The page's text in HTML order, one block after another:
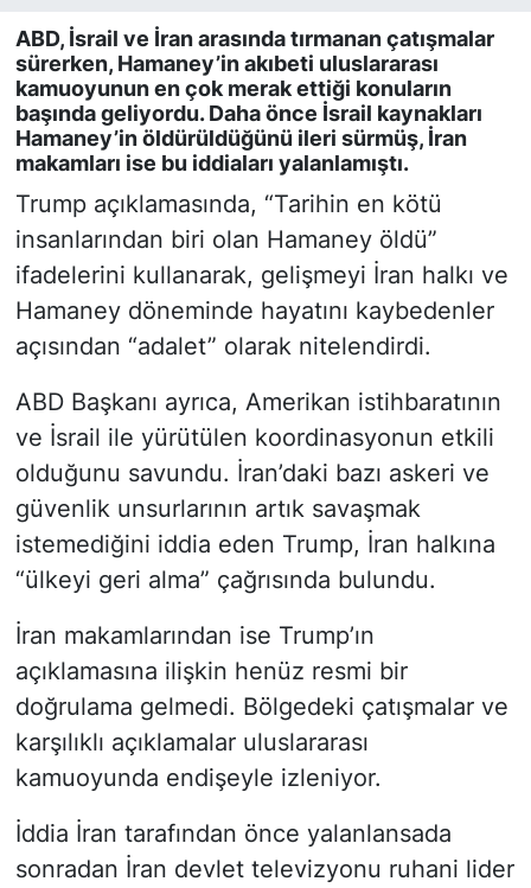
ABD, İsrail ve İran arasında tırmanan çatışmalar
sürerken, Hamaney’in akıbeti uluslararası
kamuoyunun en çok merak ettiği konuların
başında geliyordu. Daha önce İsrail kaynakları
Hamaney’in öldürüldüğünü ileri sürmüş, İran
makamları ise bu iddiaları yalanlamıştı.
Trump açıklamasında, “Tarihin en kötü
insanlarından biri olan Hamaney öldü”
ifadelerini kullanarak, gelişmeyi İran halkı ve
Hamaney döneminde hayatını kaybedenler
açısından “adalet” olarak nitelendirdi.
ABD Başkanı ayrıca, Amerikan istihbaratının
ve İsrail ile yürütülen koordinasyonun etkili
olduğunu savundu. İran’daki bazı askeri ve
güvenlik unsurlarının artık savaşmak
istemediğini iddia eden Trump, İran halkına
“ülkeyi geri alma” çağrısında bulundu.
İran makamlarından ise Trump’ın
açıklamasına ilişkin henüz resmi bir
doğrulama gelmedi. Bölgedeki çatışmalar ve
karşılıklı açıklamalar uluslararası
kamuoyunda endişeyle izleniyor.
İddia İran tarafından önce yalanlansada
sonradan İran devlet televizyonu ruhani lider